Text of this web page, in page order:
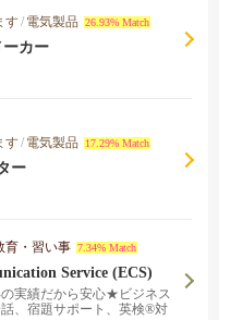
す/ 電気製品 26.93% Match
カー
す/ 電気製品 17.29% Match
ー
育・習い事 7.34% Match
Service (ECS)
実績だから安心★ビジネス
、宿題サポート、英検®対